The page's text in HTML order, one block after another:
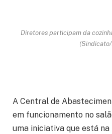
Diretores participam da
A Central de
em funcionamento no
uma iniciativa que está